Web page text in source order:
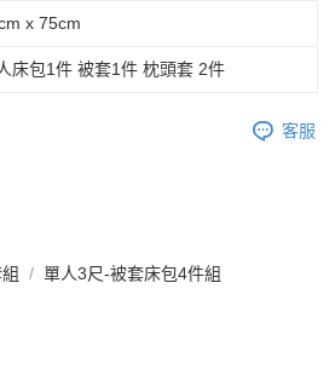
x 75cm
床包1件 被套1件 枕頭套 2件
客服
單人3尺-被套床包4件組